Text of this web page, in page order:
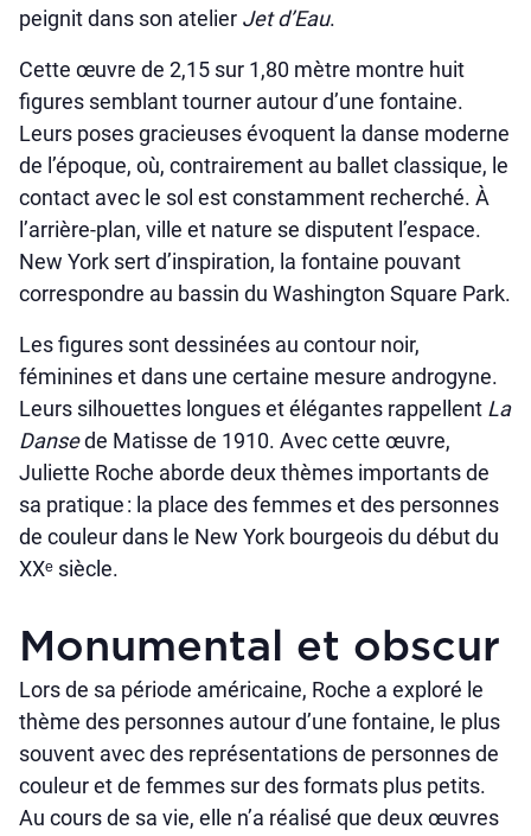
peignit dans son atelier Jet d’Eau.
Cette œuvre de 2,15 sur 1,80 mètre montre huit
figures semblant tourner autour d’une fontaine.
Leurs poses gracieuses évoquent la danse moderne
de l’époque, où, contrairement au ballet classique, le
contact avec le sol est constamment recherché. À
l’arrière-plan, ville et nature se disputent l’espace.
New York sert d’inspiration, la fontaine pouvant
correspondre au bassin du Washington Square Park.
Les figures sont dessinées au contour noir,
féminines et dans une certaine mesure androgyne.
Leurs silhouettes longues et élégantes rappellent La
Dansede Matisse de 1910. Avec cette œuvre,
Juliette Roche aborde deux thèmes importants de
sa pratique : la place des femmes et des personnes
de couleur dans le New York bourgeois du début du
XXᵉ siècle.
Monumental et obscur
Lors de sa période américaine, Roche a exploré le
thème des personnes autour d’une fontaine, le plus
souvent avec des représentations de personnes de
couleur et de femmes sur des formats plus petits.
Au cours de sa vie, elle n’a réalisé que deux œuvres